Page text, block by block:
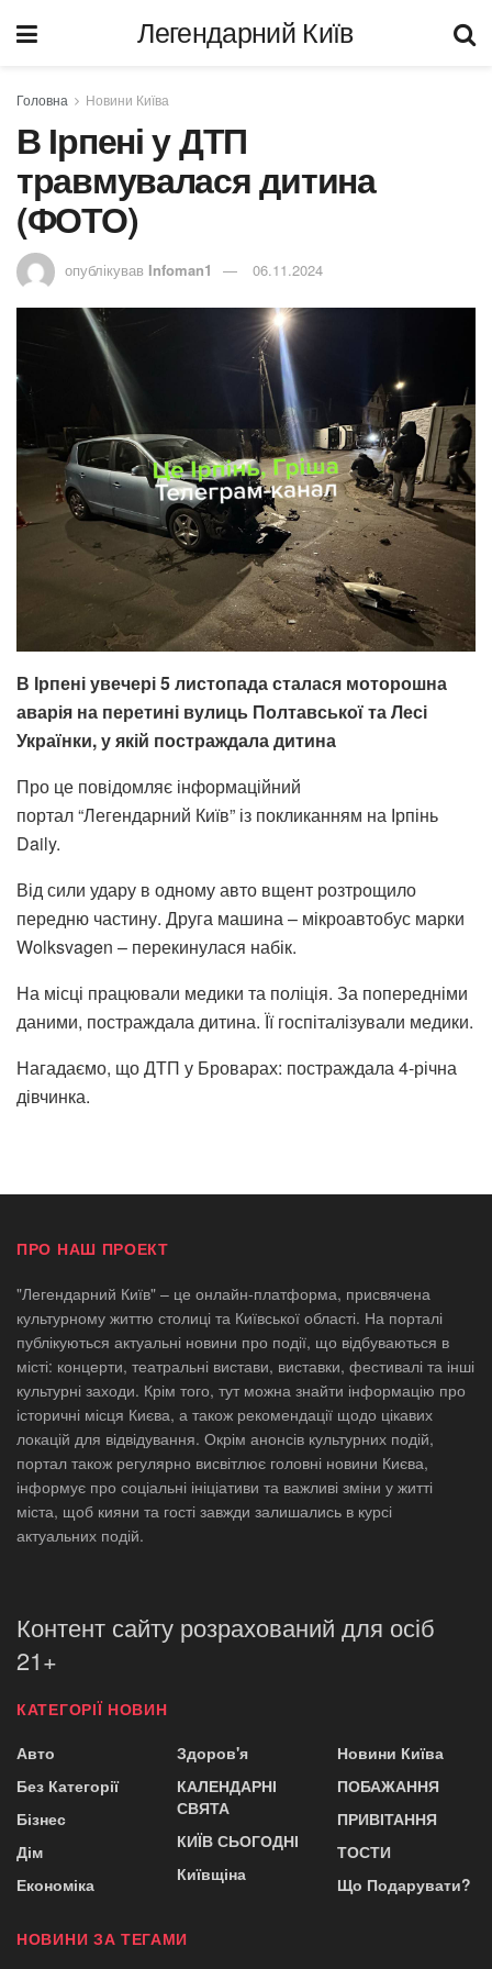
Легендарний Київ
Головна Новини Київа
В Ірпені у ДТП
травмувалася дитина
(ФОТО)
опублікував Infoman1 06.11.2024
В Ірпені увечері 5 листопада сталася моторошна
аварія на перетині вулиць Полтавської та Лесі
Українки, у якій постраждала дитина
Про це повідомляє інформаційний
портал “Легендарний Київ” із покликанням на Ірпінь
Daily.
Від сили удару в одному авто вщент розтрощило
передню частину. Друга машина – мікроавтобус марки
Wolksvagen – перекинулася набік.
На місці працювали медики та поліція. За попередніми
даними, постраждала дитина. Її госпіталізували медики.
Нагадаємо, що ДТП у Броварах: постраждала 4-річна
дівчинка.
ПРО НАШ ПРОЕКТ
"Легендарний Київ" – це онлайн-платформа, присвячена
культурному життю столиці та Київської області. На порталі
публікуються актуальні новини про події, що відбуваються в
місті: концерти, театральні вистави, виставки, фестивалі та інші
культурні заходи. Крім того, тут можна знайти інформацію про
історичні місця Києва, а також рекомендації щодо цікавих
локацій для відвідування. Окрім анонсів культурних подій,
портал також регулярно висвітлює головні новини Києва,
інформує про соціальні ініціативи та важливі зміни у житті
міста, щоб кияни та гості завжди залишались в курсі
актуальних подій.
Контент сайту розрахований для осіб
21+
КАТЕГОРІЇ НОВИН
Авто
Без Категорії
Бізнес
Дім
Економіка
Здоров'я
КАЛЕНДАРНІ
СВЯТА
КИЇВ СЬОГОДНІ
Київщіна
Новини Київа
ПОБАЖАННЯ
ПРИВІТАННЯ
ТОСТИ
Що Подарувати?
НОВИНИ ЗА ТЕГАМИ